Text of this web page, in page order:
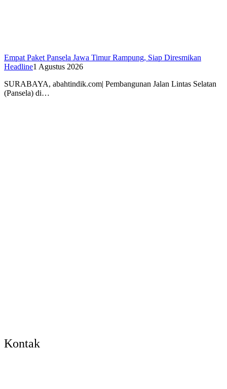
Empat Paket Pansela Jawa Timur Rampung, Siap Diresmikan
Headline1 Agustus 2026
SURABAYA, abahtindik.com| Pembangunan Jalan Lintas Selatan
(Pansela) di…
Kontak